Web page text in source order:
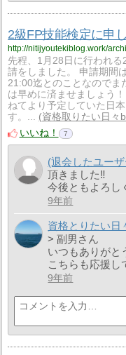
2級FP技能検定に申
http://nitijyoutekiblog.work/
先程、1月28日に行われる
請をしました。 申請期間
21:00迄とのことなのでま
は早めに済ませましょう
ねてより予定していた日
す。...
資格取りたい日々
いいね！
7
(退会したユー
頂きました‼
今後ともよろし
9年前
資格とりたい日
> 副男さん
いつもありがと
こちらも応援し
9年前